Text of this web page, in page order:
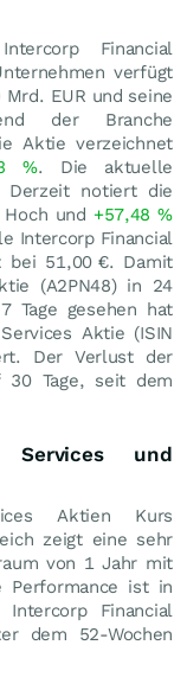
Financial
verfügt
Mrd. EUR und seine
der Branche
Aktie verzeichnet
%. Die aktuelle
Derzeit notiert die
und +57,48%
Intercorp Financial
bei 51,00 €. Damit
(A2PN48) in 24
Tage gesehen hat
Aktie (ISIN
Der Verlust der
30 Tage, seit dem
Services und
Aktien Kurs
zeigt eine sehr
von 1 Jahr mit
Performance ist in
Financial
dem 52-Wochen